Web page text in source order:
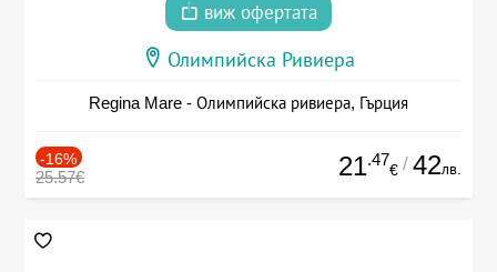
виж офертата
Олимпийска Ривиера
Regina Mare - Олимпийска ривиера, Гърция
-16%
25.57€ 21.47
€ / 42лв.